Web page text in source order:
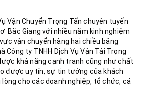
Vận Chuyển Trọng Tấn chuyên tuyến
Bắc Giang với nhiều năm kinh nghiệm
vận chuyển hàng hai chiều bằng
Công ty TNHH Dịch Vụ Vận Tải Trọng
khả năng cạnh tranh cũng như chất
được uy tín, sự tin tưởng của khách
lòng cho các doanh nghiệp, tổ chức, cá